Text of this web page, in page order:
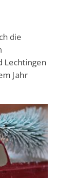
die
Lechtingen
Jahr